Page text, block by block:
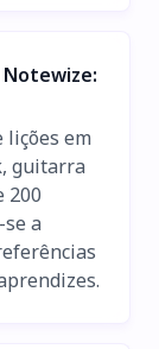
lições em
guitarra
200
a